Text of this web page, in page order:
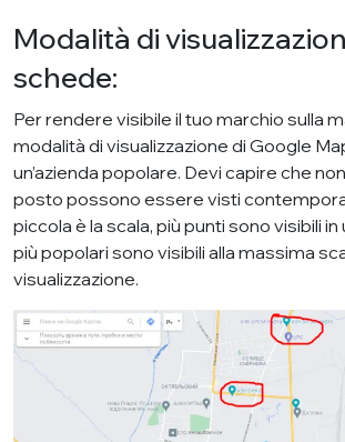
Modalità di
schede:
Per rendere visibile il tuo marchio sulla
modalità di visualizzazione di Google
un’azienda popolare. Devi capire che
posto possono essere visti
piccola è la scala, più punti sono visibili
più popolari sono visibili alla massima
visualizzazione.